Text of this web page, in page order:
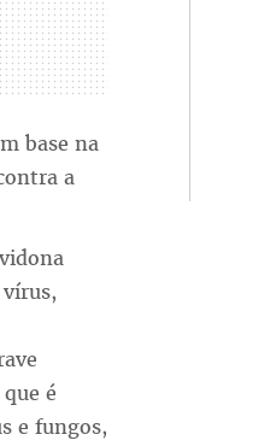
base na
a
é
e fungos,